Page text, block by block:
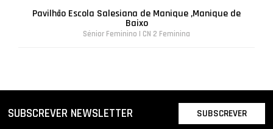
Pavilhão Escola Salesiana de Manique ,Manique de
Baixo
Sénior Feminino | CN 2 Feminina
SUBSCREVER NEWSLETTER SUBSCREVER